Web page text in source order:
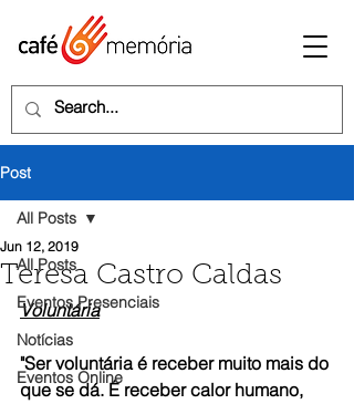
Post
All Posts
Eventos Presenciais
Notícias
Eventos Online
All Posts
Teresa Castro Caldas
Jun 12, 2019
Voluntária
"Ser voluntária é receber muito mais do
que se dá. É receber calor humano,